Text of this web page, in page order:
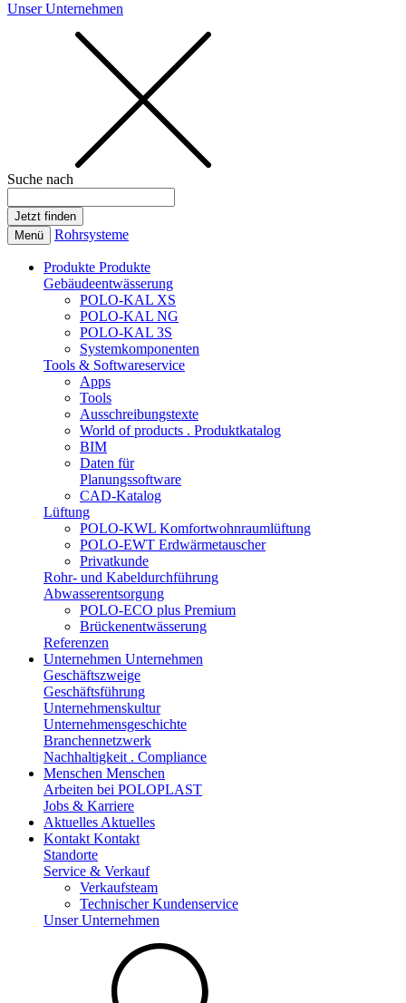
Unser Unternehmen
Suche nach
Menü Rohrsysteme
Produkte Produkte
Gebäudeentwässerung
POLO-KAL XS
POLO-KAL NG
POLO-KAL 3S
Systemkomponenten
Tools & Softwareservice
Apps
Tools
Ausschreibungstexte
World of products . Produktkatalog
BIM
Daten für
Planungssoftware
CAD-Katalog
Lüftung
POLO-KWL Komfortwohnraumlüftung
POLO-EWT Erdwärmetauscher
Privatkunde
Rohr- und Kabeldurchführung
Abwasserentsorgung
POLO-ECO plus Premium
Brückenentwässerung
Referenzen
Unternehmen Unternehmen
Geschäftszweige
Geschäftsführung
Unternehmenskultur
Unternehmensgeschichte
Branchennetzwerk
Nachhaltigkeit . Compliance
Menschen Menschen
Arbeiten bei POLOPLAST
Jobs & Karriere
Aktuelles Aktuelles
Kontakt Kontakt
Standorte
Service & Verkauf
Verkaufsteam
Technischer Kundenservice
Unser Unternehmen